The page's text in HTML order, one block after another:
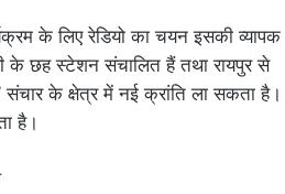
के लिए रेडियो का चयन इसकी व्यापक
के छह स्टेशन संचालित हैं तथा रायपुर से
संचार के क्षेत्र में नई क्रांति ला सकता है।
है।